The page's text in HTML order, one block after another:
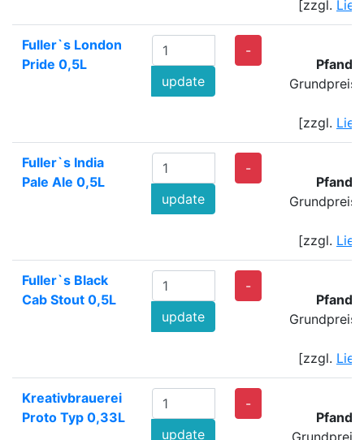
[zzgl.
Fuller`s London
Pride 0,5L
update
-
Pfand:
Grundpreis:
[zzgl.
Fuller`s India
Pale Ale 0,5L
update
-
Pfand:
Grundpreis:
[zzgl.
Fuller`s Black
Cab Stout 0,5L
update
-
Pfand:
Grundpreis:
[zzgl.
Kreativbrauerei
Proto Typ 0,33L
update
-
Pfand: